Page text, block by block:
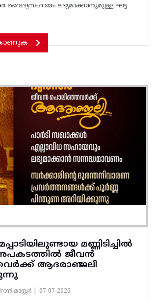
വൈദ്യസഹായം ലഭ്യമാക്കാനുമുള്ള ഘട്ട
മണ്ണിടിച്ചിൽ
ജീവൻ
ആദരാഞ്ജലി
മാസ്റ്റർ | 07-07-2026